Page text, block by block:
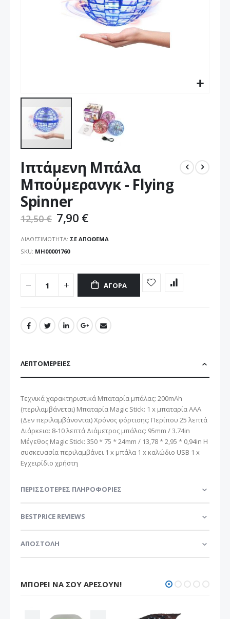
στην
αρχή
της
συλλογής
εικόνων
Ιπτάμενη Μπάλα
Μπούμερανγκ - Flying
Spinner
12,50 € 7,90 €
ΔΙΑΘΕΣΙΜΌΤΗΤΑ: ΣΕ ΑΠΌΘΕΜΑ
SKU ΜΗ00001760
ΑΓΟΡΆ
ΛΕΠΤΟΜΈΡΕΙΕΣ
Τεχνικά χαρακτηριστικά Μπαταρία μπάλας: 200mAh
(περιλαμβάνεται) Μπαταρία Magic Stick: 1 x μπαταρία AAA
(Δεν περιλαμβάνονται) Χρόνος φόρτισης: Περίπου 25 λεπτά
Διάρκεια: 8-10 λεπτά Διάμετρος μπάλας: 95mm / 3.74in
Μέγεθος Magic Stick: 350 * 75 * 24mm / 13,78 * 2,95 * 0,94in Η
συσκευασία περιλαμβάνει 1 x μπάλα 1 x καλώδιο USB 1 x
Εγχειρίδιο χρήστη
ΠΕΡΙΣΣΌΤΕΡΕΣ ΠΛΗΡΟΦΟΡΊΕΣ
BESTPRICE REVIEWS
ΑΠΟΣΤΟΛΗ
ΜΠΟΡΕΊ ΝΑ ΣΟΥ ΑΡΈΣΟΥΝ!